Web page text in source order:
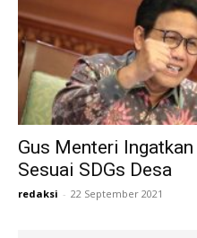
Gus Menteri
Sesuai SDGs Desa
redaksi - 22 September 2021